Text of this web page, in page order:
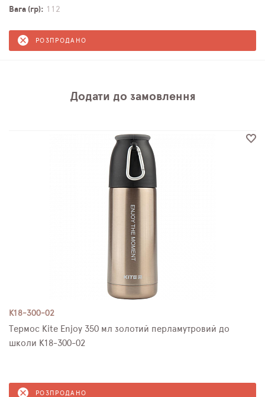
Вага (гр) 112
РОЗПРОДАНО
Додати до замовлення
K18-300-02
Термос Kite Enjoy 350 мл золотий перламутровий до
школи K18-300-02
РОЗПРОДАНО